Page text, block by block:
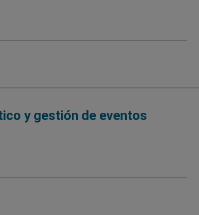
y gestión de eventos